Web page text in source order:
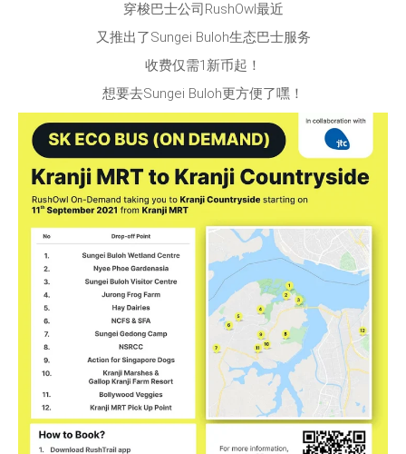
穿梭巴士公司RushOwl最近
又推出了Sungei Buloh生态巴士服务
收费仅需1新币起！
想要去Sungei Buloh更方便了嘿！